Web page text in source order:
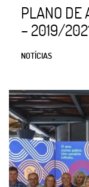
PLANO DE
– 2019/
NOTÍCIAS